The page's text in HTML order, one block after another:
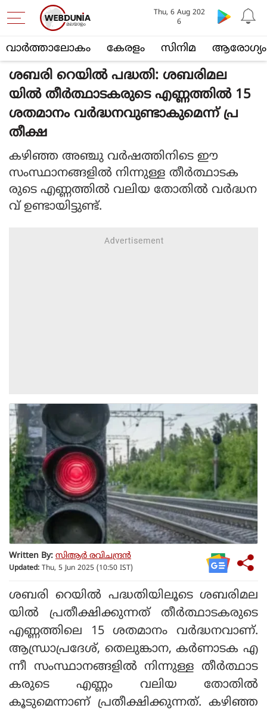
വാര്‍ത്താലോകം കേരളം സിനിമ ആരോഗ്യം
Thu, 6 Aug 202
6
ശബരി റെയില്‍ പദ്ധതി: ശബരിമല
യില്‍ തീര്‍ത്ഥാടകരുടെ എണ്ണത്തില്‍ 15
ശതമാനം വര്‍ദ്ധനവുണ്ടാകുമെന്ന് പ്ര
തീക്ഷ
കഴിഞ്ഞ അഞ്ചു വര്‍ഷത്തിനിടെ ഈ
സംസ്ഥാനങ്ങളില്‍ നിന്നുള്ള തീര്‍ത്ഥാടക
രുടെ എണ്ണത്തില്‍ വലിയ തോതില്‍ വര്‍ദ്ധന
വ് ഉണ്ടായിട്ടുണ്ട്.
Written By: സിആര്‍ രവിചന്ദ്രന്‍
Updated: Thu, 5 Jun 2025 (10:50 IST)
ശബരി റെയില്‍ പദ്ധതിയിലൂടെ ശബരിമല
യില്‍ പ്രതീക്ഷിക്കുന്നത് തീര്‍ത്ഥാടകരുടെ
എണ്ണത്തിലെ 15 ശതമാനം വര്‍ദ്ധനവാണ്.
ആന്ധ്രാപ്രദേശ്, തെലുങ്കാന, കര്‍ണാടക എ
ന്നീ സംസ്ഥാനങ്ങളില്‍ നിന്നുള്ള തീര്‍ത്ഥാട
കരുടെ എണ്ണം വലിയ തോതില്‍
കൂടുമെന്നാണ് പ്രതീക്ഷിക്കുന്നത്. കഴിഞ്ഞ